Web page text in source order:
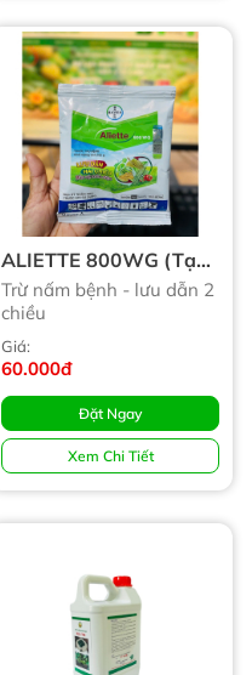
ALIETTE 800WG (tạm
Hết)
Trừ nấm bệnh - lưu dẫn 2
chiều
Giá:
60.000đ
Đặt Ngay
Xem Chi Tiết